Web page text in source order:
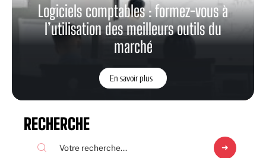
Logiciels comptables : formez-vous à
l’utilisation des meilleurs outils du
marché
En savoir plus
RECHERCHE